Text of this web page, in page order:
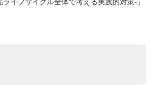
イフサイクル全体で考える実践的対策-」